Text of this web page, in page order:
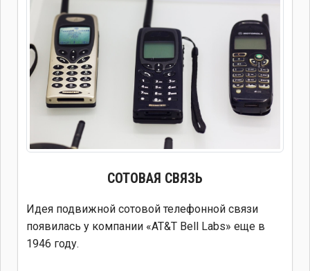
СОТОВАЯ СВЯЗЬ
Идея подвижной сотовой телефонной связи
появилась у компании «AT&T Bell Labs» еще в
1946 году.